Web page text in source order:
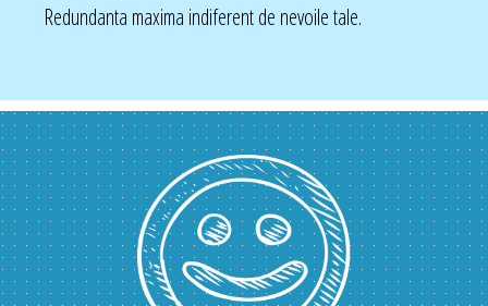
Redundanta maxima indiferent de nevoile tale.